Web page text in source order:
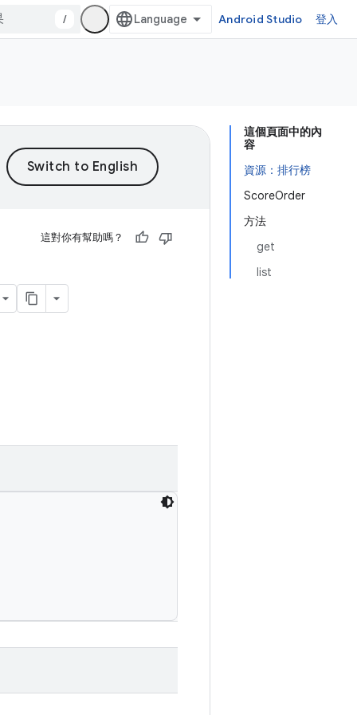
/ Android Studio 登入
這個頁面中的內
容
資源：排行榜
ScoreOrder
方法
get
list
這對你有幫助嗎？